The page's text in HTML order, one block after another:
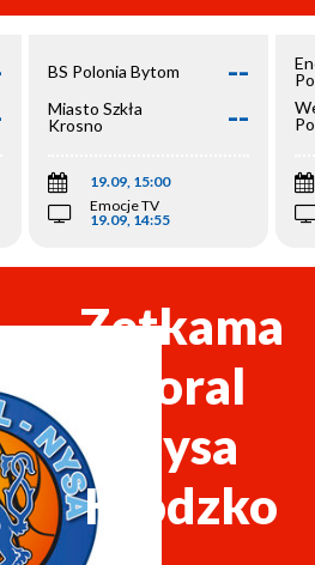
BS Polonia Bytom --
Miasto Szkła
Krosno
--
19.09, 15:00
Emocje TV
19.09, 14:55
Zetkama
Doral
Nysa
Kłodzko